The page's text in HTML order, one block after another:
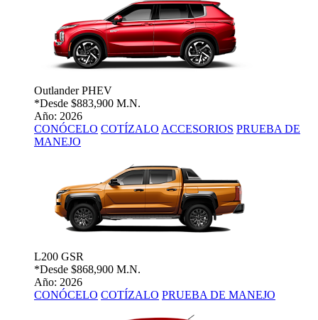
Outlander PHEV
*Desde $883,900 M.N.
Año: 2026
CONÓCELO COTÍZALO ACCESORIOS PRUEBA DE
MANEJO
L200 GSR
*Desde $868,900 M.N.
Año: 2026
CONÓCELO COTÍZALO PRUEBA DE MANEJO